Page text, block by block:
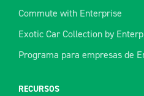
Commute with Enterprise
Exotic Car Collection by
Programa para empresas de
RECURSOS